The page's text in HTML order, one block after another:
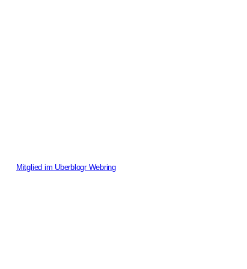
Mitglied im Uberblogr Webring